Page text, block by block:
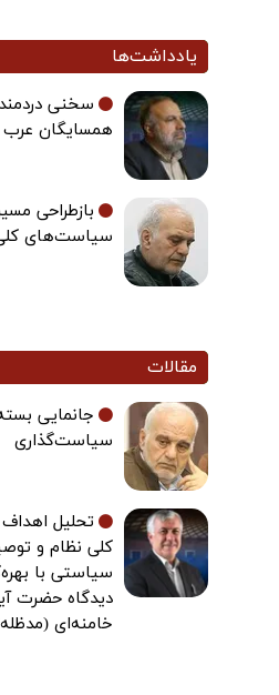
یادداشت‌ها
سخنی
همسایگان
بازطراحی
سیاست‌های
مقالات
جانمایی
سیاست‌گذاری
تحلیل
کلی نظام و
سیاستی با
دیدگاه حضرت
خامنه‌ای